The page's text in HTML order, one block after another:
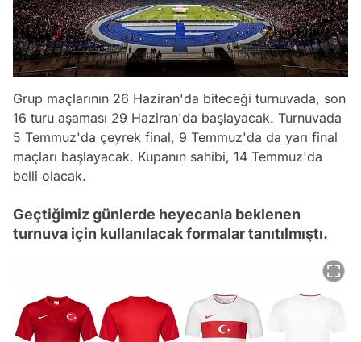
Grup maçlarının 26 Haziran'da biteceği turnuvada, son
16 turu aşaması 29 Haziran'da başlayacak. Turnuvada
5 Temmuz'da çeyrek final, 9 Temmuz'da da yarı final
maçları başlayacak. Kupanın sahibi, 14 Temmuz'da
belli olacak.
Geçtiğimiz günlerde heyecanla beklenen
turnuva için kullanılacak formalar tanıtılmıştı.